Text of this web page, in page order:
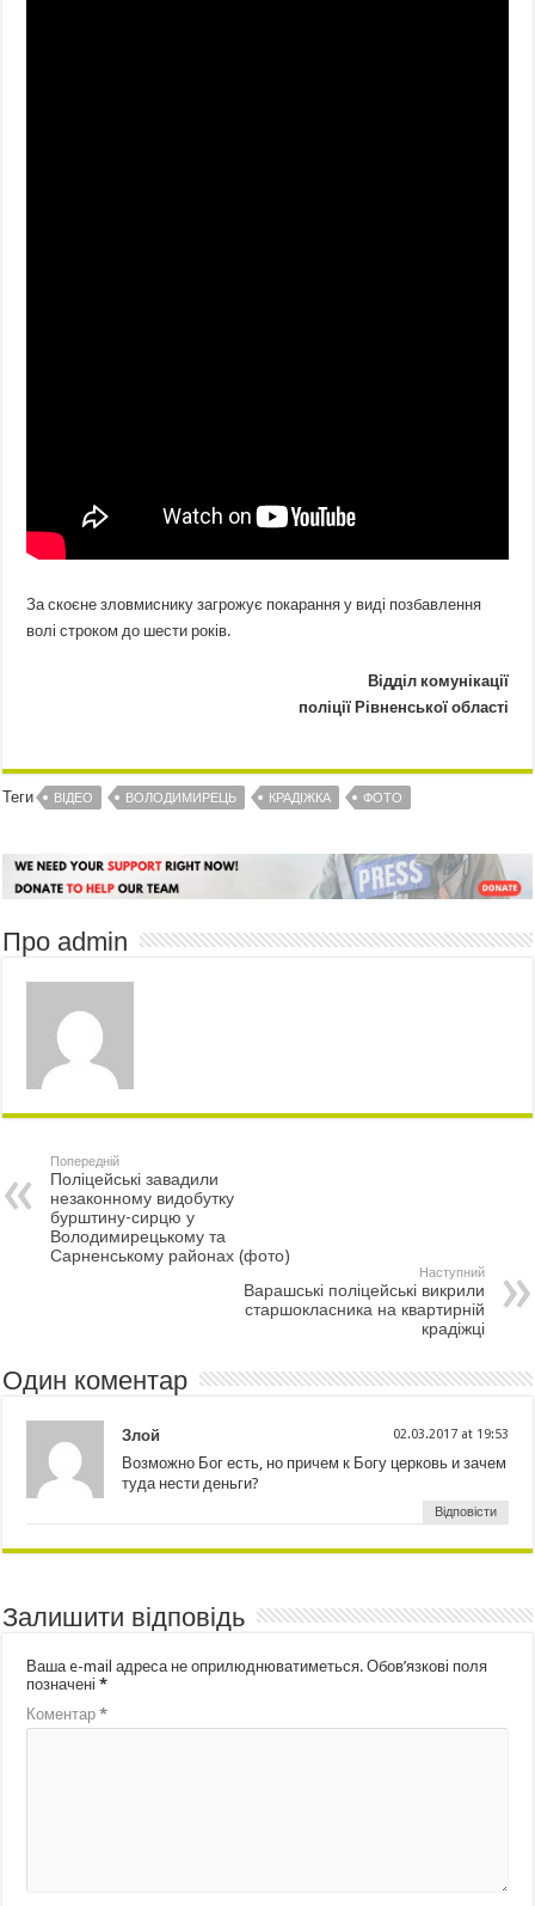
За скоєне зловмиснику загрожує покарання у виді позбавлення
волі строком до шести років.
Відділ комунікації
поліції Рівненської області
Теги ВІДЕО ВОЛОДИМИРЕЦЬ КРАДІЖКА ФОТО
Про admin
Попередній
Поліцейські завадили
незаконному видобутку
бурштину-сирцю у
Володимирецькому та
Сарненському районах (фото)
Наступний
Варашські поліцейські викрили
старшокласника на квартирній
крадіжці
Один коментар
Злой 02.03.2017 at 19:53
Возможно Бог есть, но причем к Богу церковь и зачем
туда нести деньги?
Відповісти
Залишити відповідь
Ваша e-mail адреса не оприлюднюватиметься. Обов’язкові поля
позначені*
Коментар*